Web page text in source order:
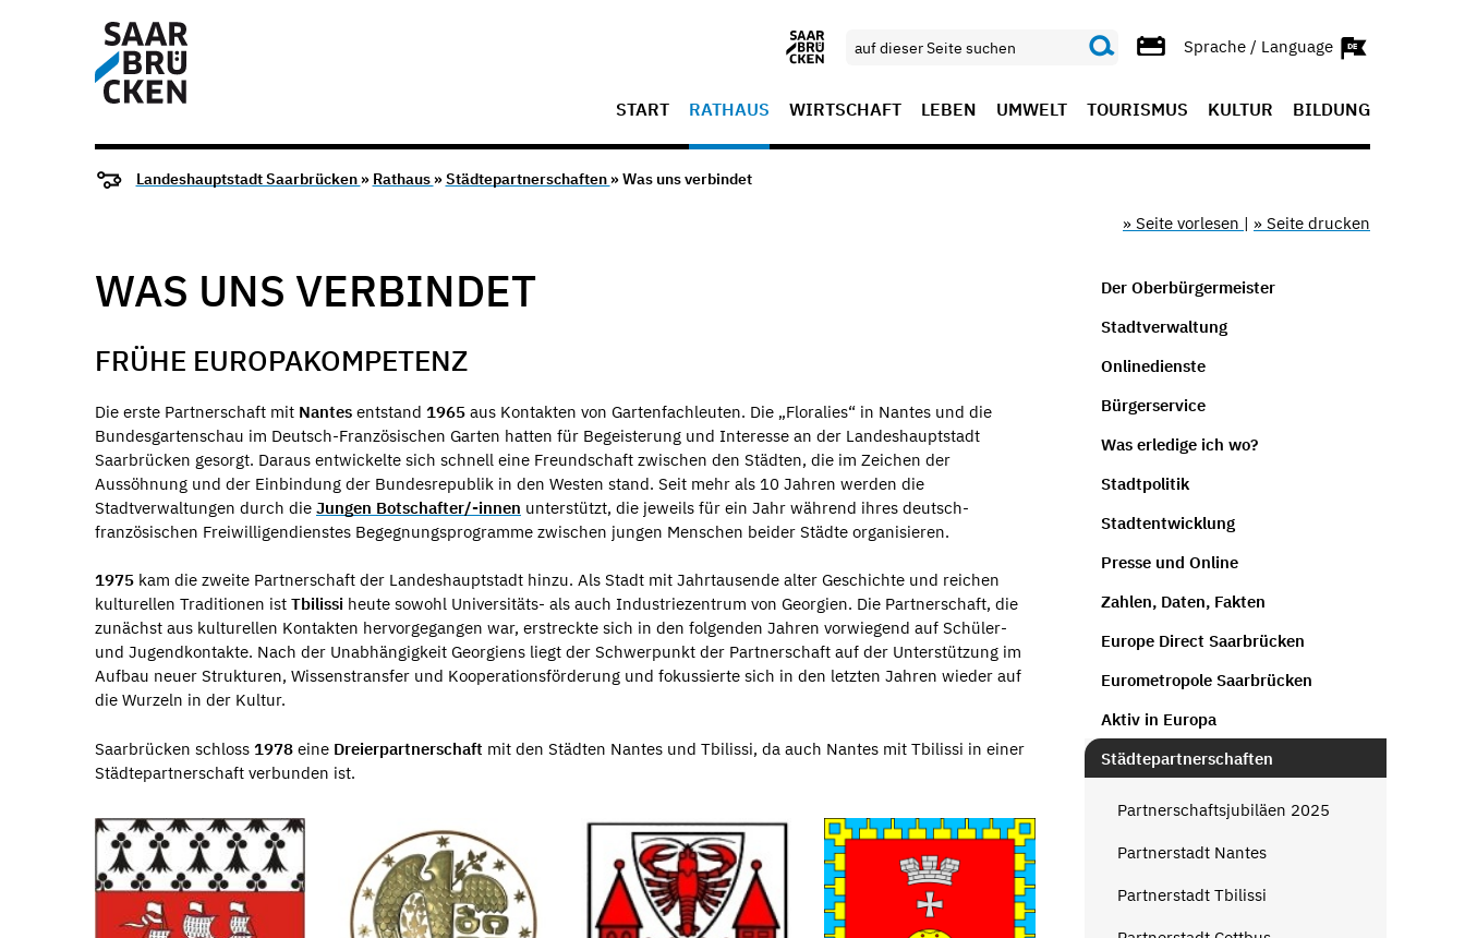
Sprache / Language
START RATHAUS WIRTSCHAFT LEBEN UMWELT TOURISMUS KULTUR BILDUNG
Landeshauptstadt Saarbrücken » Rathaus »Städtepartnerschaften » Was uns verbindet
» Seite vorlesen | » Seite drucken
WAS UNS VERBINDET
FRÜHE EUROPAKOMPETENZ
Die erste Partnerschaft mit Nantes entstand 1965 aus Kontakten von Gartenfachleuten. Die „Floralies“ in Nantes und die
Bundesgartenschau im Deutsch-Französischen Garten hatten für Begeisterung und Interesse an der Landeshauptstadt
Saarbrücken gesorgt. Daraus entwickelte sich schnell eine Freundschaft zwischen den Städten, die im Zeichen der
Aussöhnung und der Einbindung der Bundesrepublik in den Westen stand. Seit mehr als 10 Jahren werden die
Stadtverwaltungen durch die Jungen Botschafter/-innen unterstützt, die jeweils für ein Jahr während ihres deutsch-
französischen Freiwilligendienstes Begegnungsprogramme zwischen jungen Menschen beider Städte organisieren.
1975 kam die zweite Partnerschaft der Landeshauptstadt hinzu. Als Stadt mit Jahrtausende alter Geschichte und reichen
kulturellen Traditionen ist Tbilissi heute sowohl Universitäts- als auch Industriezentrum von Georgien. Die Partnerschaft, die
zunächst aus kulturellen Kontakten hervorgegangen war, erstreckte sich in den folgenden Jahren vorwiegend auf Schüler-
und Jugendkontakte. Nach der Unabhängigkeit Georgiens liegt der Schwerpunkt der Partnerschaft auf der Unterstützung im
Aufbau neuer Strukturen, Wissenstransfer und Kooperationsförderung und fokussierte sich in den letzten Jahren wieder auf
die Wurzeln in der Kultur.
Saarbrücken schloss 1978 eine Dreierpartnerschaft mit den Städten Nantes und Tbilissi, da auch Nantes mit Tbilissi in einer
Städtepartnerschaft verbunden ist.
Der Oberbürgermeister
Stadtverwaltung
Onlinedienste
Bürgerservice
Was erledige ich wo?
Stadtpolitik
Stadtentwicklung
Presse und Online
Zahlen, Daten, Fakten
Europe Direct Saarbrücken
Eurometropole Saarbrücken
Aktiv in Europa
Städtepartnerschaften
Partnerschaftsjubiläen 2025
Partnerstadt Nantes
Partnerstadt Tbilissi